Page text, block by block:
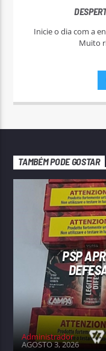
Inicie o dia com a
Muito
TAMBÉM PODE GOSTAR
PSP
Administrador
AGOSTO 3, 2026